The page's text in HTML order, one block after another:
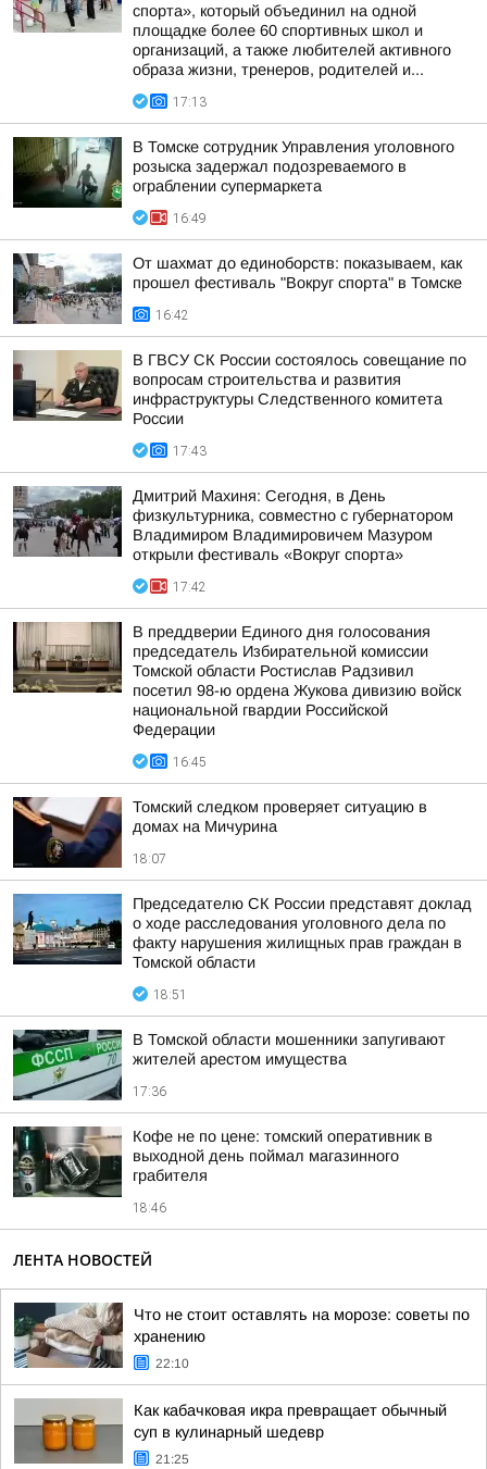
спорта», который объединил на одной
площадке более 60 спортивных школ и
организаций, а также любителей активного
образа жизни, тренеров, родителей и...
17:13
В Томске сотрудник Управления уголовного
розыска задержал подозреваемого в
ограблении супермаркета
16:49
От шахмат до единоборств: показываем, как
прошел фестиваль "Вокруг спорта" в Томске
16:42
В ГВСУ СК России состоялось совещание по
вопросам строительства и развития
инфраструктуры Следственного комитета
России
17:43
Дмитрий Махиня: Сегодня, в День
физкультурника, совместно с губернатором
Владимиром Владимировичем Мазуром
открыли фестиваль «Вокруг спорта»
17:42
В преддверии Единого дня голосования
председатель Избирательной комиссии
Томской области Ростислав Радзивил
посетил 98-ю ордена Жукова дивизию войск
национальной гвардии Российской
Федерации
16:45
Томский следком проверяет ситуацию в
домах на Мичурина
18:07
Председателю СК России представят доклад
о ходе расследования уголовного дела по
факту нарушения жилищных прав граждан в
Томской области
18:51
В Томской области мошенники запугивают
жителей арестом имущества
17:36
Кофе не по цене: томский оперативник в
выходной день поймал магазинного
грабителя
18:46
ЛЕНТА НОВОСТЕЙ
Что не стоит оставлять на морозе: советы по
хранению
22:10
Как кабачковая икра превращает обычный
суп в кулинарный шедевр
21:25